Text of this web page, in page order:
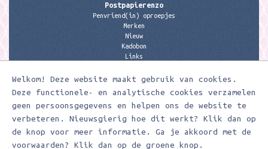
Welkom! Deze website maakt gebruik van cookies.
Deze functionele- en analytische cookies verzamelen
geen persoonsgegevens en helpen ons de website te
verbeteren. Nieuwsgierig hoe dit werkt? Klik dan op
de knop voor meer informatie. Ga je akkoord met de
voorwaarden? Klik dan op de groene knop.
Postpapierenzo
Penvriend(in) oproepjes
Merken
Nieuw
Kadobon
Links
Contactgegevens
Meerleuks
anita@meerleuks.nl
06 – 107 163 36
KVK nummer: 58807179
BTW nummer: 853190859B01